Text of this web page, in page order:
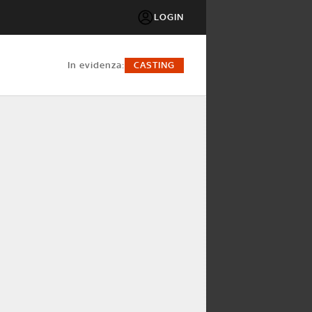
LOGIN
in evidenza: CASTING